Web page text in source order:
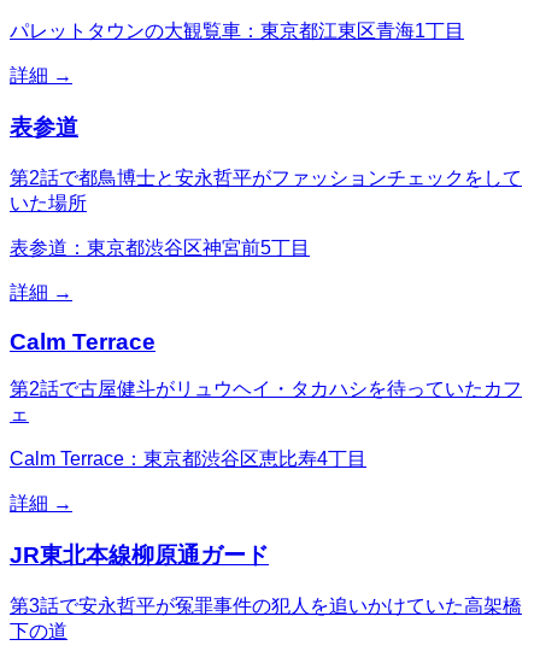
パレットタウンの大観覧車：東京都江東区青海1丁目
詳細 →
表参道
第2話で都鳥博士と安永哲平がファッションチェックをして
いた場所
表参道：東京都渋谷区神宮前5丁目
詳細 →
Calm Terrace
第2話で古屋健斗がリュウヘイ・タカハシを待っていたカフ
ェ
Calm Terrace：東京都渋谷区恵比寿4丁目
詳細 →
JR東北本線柳原通ガード
第3話で安永哲平が冤罪事件の犯人を追いかけていた高架橋
下の道